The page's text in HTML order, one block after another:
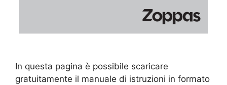
In questa pagina è possibile scaricare
gratuitamente il manuale di istruzioni in formato